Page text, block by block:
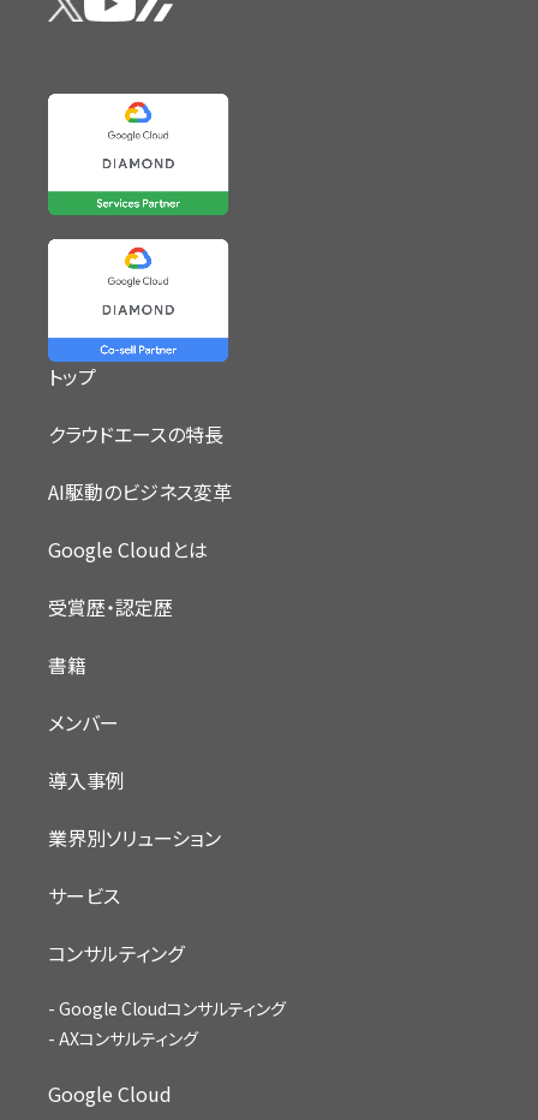
トップ
クラウドエースの特長
AI駆動のビジネス変革
Google Cloudとは
受賞歴・認定歴
書籍
メンバー
導入事例
業界別ソリューション
サービス
コンサルティング
Google Cloudコンサルティング
AXコンサルティング
Google Cloud